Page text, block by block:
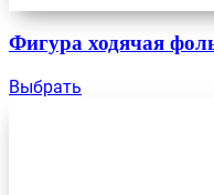
Фигура ходячая
Выбрать